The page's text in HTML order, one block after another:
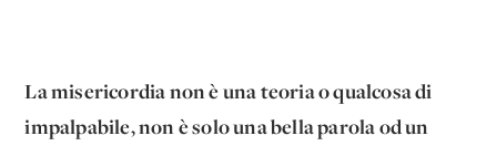
La misericordia non è una teoria o qualcosa di
impalpabile, non è solo una bella parola od un